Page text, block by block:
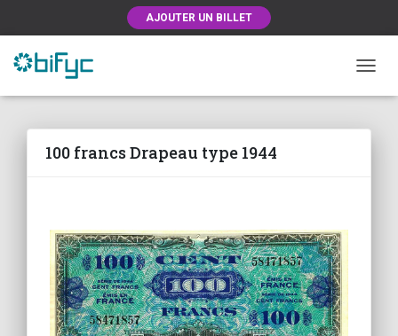
AJOUTER UN BILLET
100 francs Drapeau type 1944